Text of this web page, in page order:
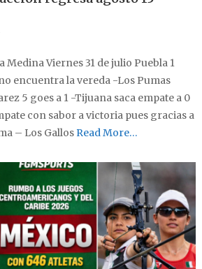
Viernes 31 de julio Puebla 1
encuentra la vereda -Los Pumas
5 goes a 1 -Tijuana saca empate a 0
con sabor a victoria pues gracias a
– Los GallosRead More…